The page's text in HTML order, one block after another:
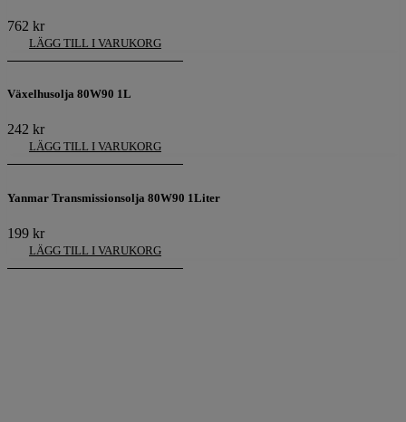
762 kr
LÄGG TILL I VARUKORG
Växelhusolja 80W90 1L
242 kr
LÄGG TILL I VARUKORG
Yanmar Transmissionsolja 80W90 1Liter
199 kr
LÄGG TILL I VARUKORG